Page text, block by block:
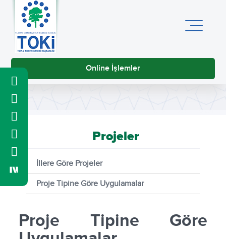
Online İşlemler
Projeler
İllere Göre Projeler
Proje Tipine Göre Uygulamalar
Proje Tipine Göre